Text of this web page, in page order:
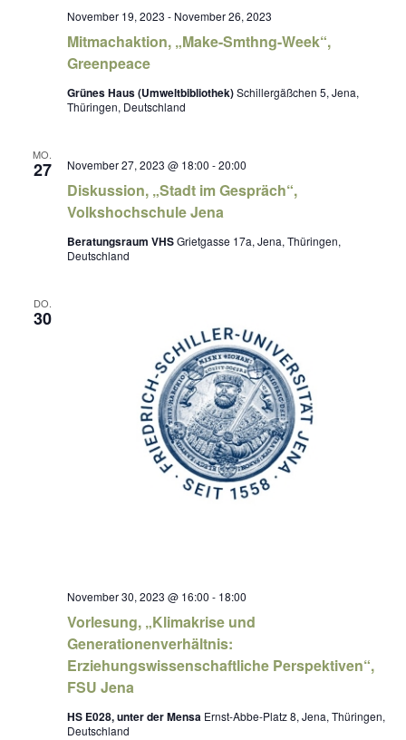
Mitmachaktion, „Make-Smthng-Week“,
Greenpeace
November 19, 2023 - November 26, 2023
Grünes Haus (Umweltbibliothek)Schillergäßchen 5, Jena,
Thüringen, Deutschland
MO.
27
Diskussion, „Stadt im Gespräch“,
Volkshochschule Jena
November 27, 2023 @ 18:00 -20:00
Beratungsraum VHSGrietgasse 17a, Jena, Thüringen,
Deutschland
DO.
30
Vorlesung, „Klimakrise und
Generationenverhältnis:
Erziehungswissenschaftliche Perspektiven“,
FSU Jena
November 30, 2023 @ 16:00 - 18:00
HS E028, unter der Mensa Ernst-Abbe-Platz 8, Jena, Thüringen,
Deutschland